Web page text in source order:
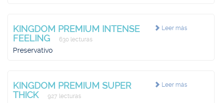
Leer más
KINGDOM PREMIUM INTENSE
FEELING
630 lecturas
Preservativo
Leer más
KINGDOM PREMIUM SUPER
THICK
927 lecturas